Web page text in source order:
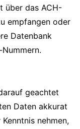
über das ACH-
empfangen oder
Datenbank
geachtet
Daten akkurat
nehmen,